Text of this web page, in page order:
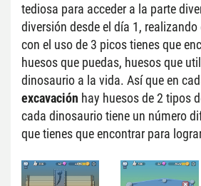
tediosa para acceder a la parte
diversión desde el día 1,
con el uso de 3 picos tienes que
huesos que puedas, huesos que
dinosaurio a la vida. Así que en
excavación hay huesos de 2 tipos
cada dinosaurio tiene un número
que tienes que encontrar para